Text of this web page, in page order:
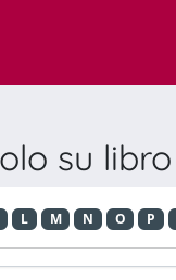
su libro
L M N O P